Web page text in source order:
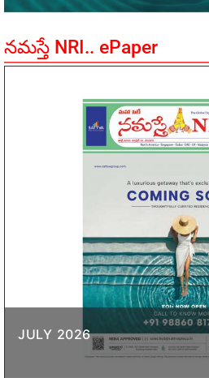
నమస్తే NRI.. ePaper
JULY 2026